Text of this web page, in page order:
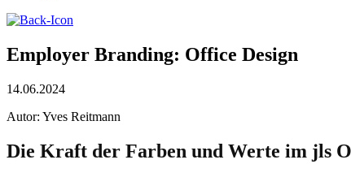
Employer Branding: Office Design
14.06.2024
Autor: Yves Reitmann
Die Kraft der Farben und Werte im jls